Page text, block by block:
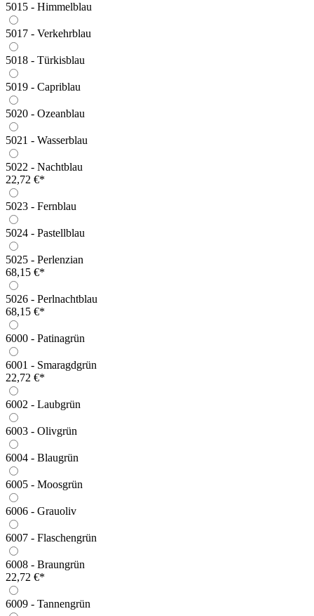
5015 - Himmelblau
5017 - Verkehrblau
5018 - Türkisblau
5019 - Capriblau
5020 - Ozeanblau
5021 - Wasserblau
5022 - Nachtblau
22,72 €*
5023 - Fernblau
5024 - Pastellblau
5025 - Perlenzian
68,15 €*
5026 - Perlnachtblau
68,15 €*
6000 - Patinagrün
6001 - Smaragdgrün
22,72 €*
6002 - Laubgrün
6003 - Olivgrün
6004 - Blaugrün
6005 - Moosgrün
6006 - Grauoliv
6007 - Flaschengrün
6008 - Braungrün
22,72 €*
6009 - Tannengrün